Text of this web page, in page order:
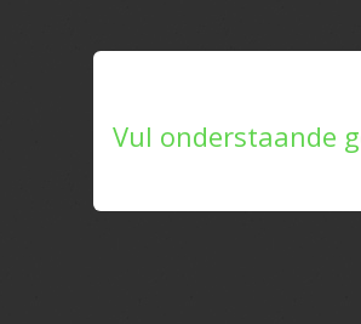
Vul onderstaande